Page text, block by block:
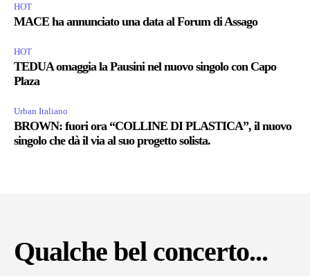
HOT
MACE ha annunciato una data al Forum di Assago
HOT
TEDUA omaggia la Pausini nel nuovo singolo con Capo
Plaza
Urban Italiano
BROWN: fuori ora “COLLINE DI PLASTICA”, il nuovo
singolo che dà il via al suo progetto solista.
Qualche bel concerto...